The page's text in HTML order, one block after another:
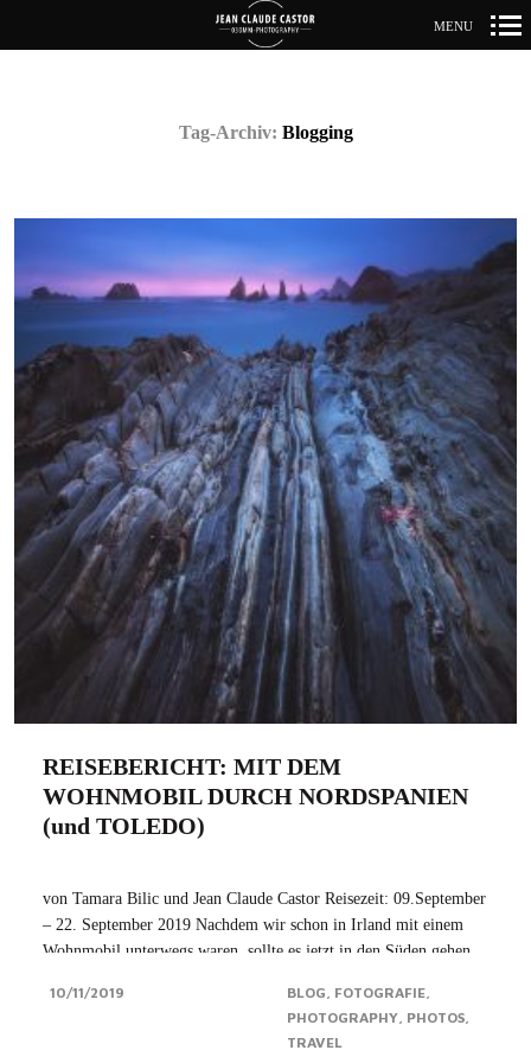
MENU
Tag-Archiv: Blogging
REISEBERICHT: MIT DEM
WOHNMOBIL DURCH NORDSPANIEN
(und TOLEDO)
von Tamara Bilic und Jean Claude Castor Reisezeit: 09.September
– 22. September 2019 Nachdem wir schon in Irland mit einem
Wohnmobil unterwegs waren, sollte es jetzt in den Süden gehen,
Asturien. Unser Ziel: der...Click for more
10/11/2019 BLOG FOTOGRAFIE
PHOTOGRAPHY PHOTOS
TRAVEL